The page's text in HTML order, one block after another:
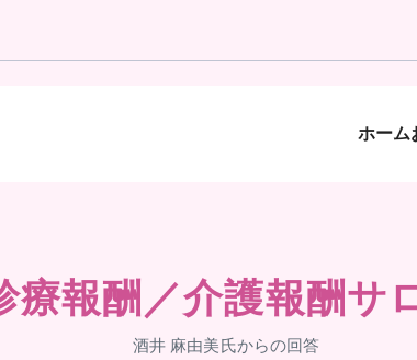
ホーム
療報酬／介護報酬サ
酒井 麻由美氏からの回答